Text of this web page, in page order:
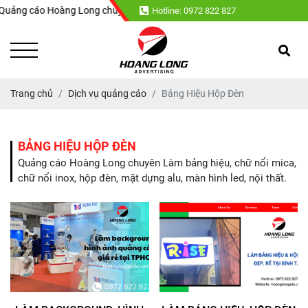
cáo Hoàng Long chuyên : Làm bảng hiệu, chữ nổi mica, chữ nổi
Hotline: 0972 822 827
Trang chủ Dịch vụ quảng cáo Bảng Hiệu Hộp Đèn
BẢNG HIỆU HỘP ĐÈN
Quảng cáo Hoàng Long chuyên Làm bảng hiệu, chữ nổi mica,
chữ nổi inox, hộp đèn, mặt dựng alu, màn hình led, nội thất.